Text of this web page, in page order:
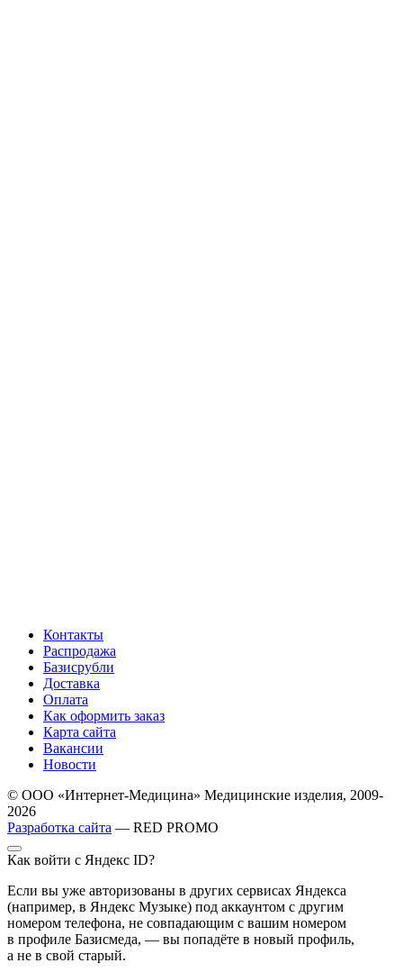
Контакты
Распродажа
Базисрубли
Доставка
Оплата
Как оформить заказ
Карта сайта
Вакансии
Новости
© ООО «Интернет-Медицина» Медицинские изделия, 2009-
2026
Разработка сайта — RED PROMO
Как войти с Яндекс ID?
Если вы уже авторизованы в других сервисах Яндекса
(например, в Яндекс Музыке) под аккаунтом с другим
номером телефона, не совпадающим с вашим номером
в профиле Базисмеда, — вы попадёте в новый профиль,
а не в свой старый.